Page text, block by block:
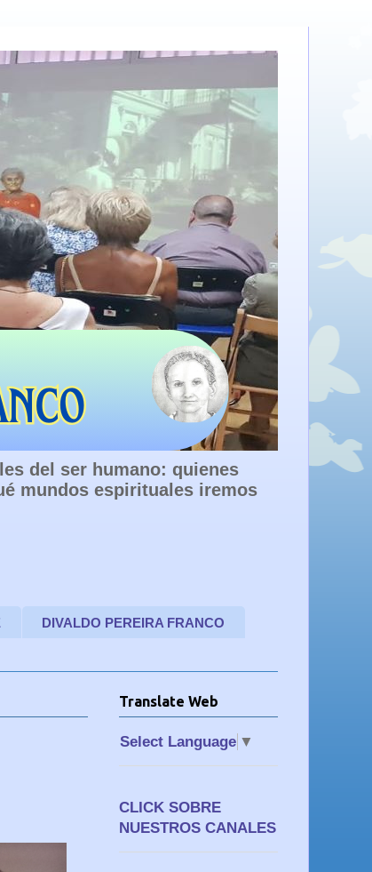
del ser humano: quienes
mundos espirituales iremos
DIVALDO PEREIRA FRANCO
Translate Web
Select Language ▼
CLICK SOBRE
NUESTROS CANALES